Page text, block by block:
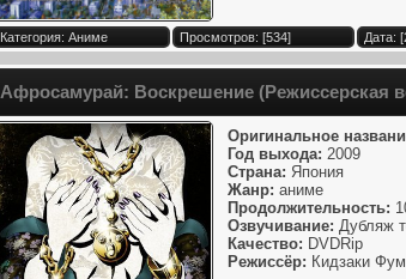
Категория: Аниме Просмотров: [534] Дата:
Афросамурай: Воскрешение (Режиссерская
Оригинальное
Год выхода: 2009
Страна: Япония
Жанр: аниме
Продолжительность:
Озвучивание: Дубляж
Качество: DVDRip
Режиссёр: Кидзаки